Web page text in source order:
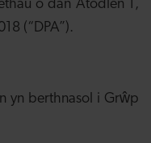
o dan Atodlen 1,
(“DPA”).
yn berthnasol i Grŵp